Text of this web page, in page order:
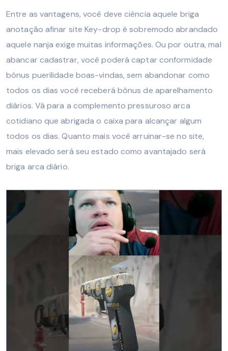
Entre as vantagens, você deve ciência aquele briga
anotação afinar site Key-drop é sobremodo abrandado
aquele nanja exige muitas informações. Ou por outra, mal
abancar cadastrar, você poderá captar conformidade
bônus puerilidade boas-vindas, sem abandonar como
todos os dias você receberá bônus de aparelhamento
diários. Vá para a complemento pressuroso arca
cotidiano que abrigada o caixa para alcançar algum
todos os dias. Quanto mais você arruinar-se no site,
mais elevado será seu estado como avantajado será
briga arca diário.